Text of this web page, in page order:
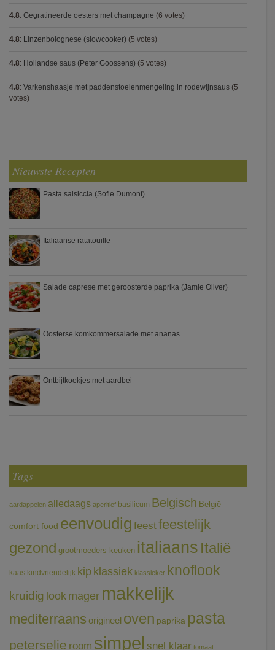
4.8: Gegratineerde oesters met champagne (6 votes)
4.8: Linzenbolognese (slowcooker) (5 votes)
4.8: Hollandse saus (Peter Goossens) (5 votes)
4.8: Varkenshaasje met paddenstoelenmengeling in rodewijnsaus (5
votes)
Nieuwste Recepten
Pasta salsiccia (Sofie Dumont)
Italiaanse ratatouille
Salade caprese met geroosterde paprika (Jamie Oliver)
Oosterse komkommersalade met ananas
Ontbijtkoekjes met aardbei
Tags
aardappelen alledaags aperitief basilicum Belgisch België
comfort food eenvoudig feestfeestelijk
gezond grootmoeders keuken italiaans Italië
kaas kindvriendelijk kip klassiek klassieker knoflook
kruidig look mager makkelijk
mediterraans origineel oven paprika pasta
peterselie room simpel snel klaar tomaat